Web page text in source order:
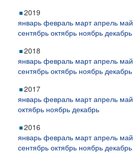
2019
январь февраль март апрель май
сентябрь октябрь ноябрь декабрь
2018
январь февраль март апрель май
сентябрь октябрь ноябрь декабрь
2017
январь февраль март апрель май
октябрь ноябрь декабрь
2016
январь февраль март апрель май
сентябрь октябрь ноябрь декабрь